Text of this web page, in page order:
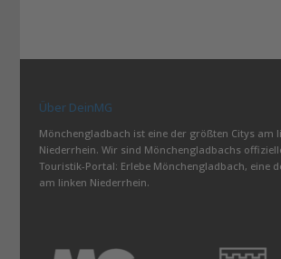
Über DeinMG
Mönchengladbach ist eine der größten Citys am
Niederrhein. Wir sind Mönchengladbachs
Touristik-Portal: Erlebe Mönchengladbach, eine
am linken Niederrhein.